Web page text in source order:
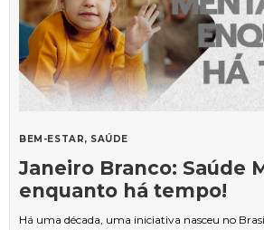
BEM-ESTAR SAÚDE
Janeiro Branco: Saúde
enquanto há tempo!
Há uma década, uma iniciativa nasceu no